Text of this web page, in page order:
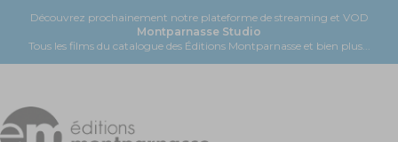
Découvrez prochainement notre plateforme de streaming et VOD
Montparnasse Studio
Tous les films du catalogue des Éditions Montparnasse et bien plus...